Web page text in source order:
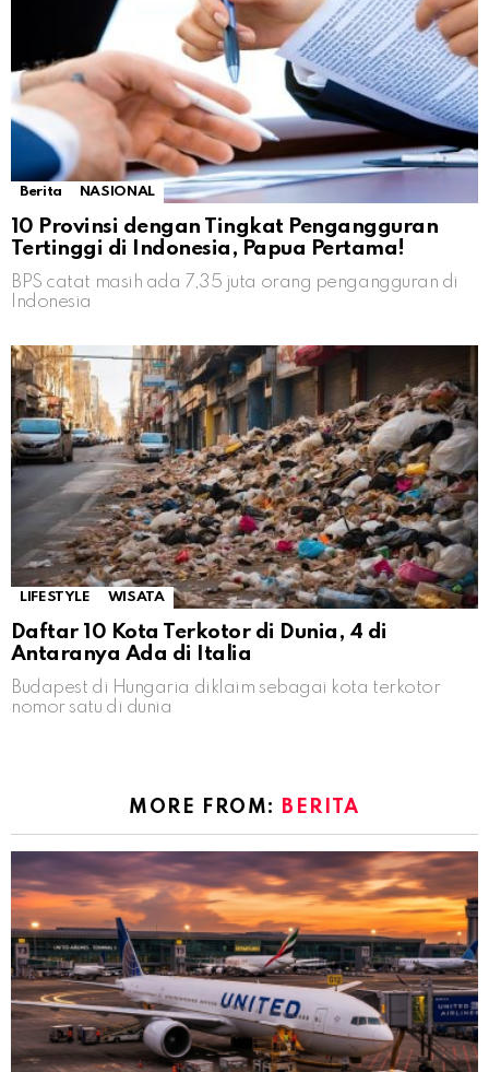
Berita NASIONAL
10 Provinsi dengan Tingkat Pengangguran
Tertinggi di Indonesia, Papua Pertama!
BPS catat masih ada 7,35 juta orang pengangguran di
Indonesia
LIFESTYLE WISATA
Daftar 10 Kota Terkotor di Dunia, 4 di
Antaranya Ada di Italia
Budapest di Hungaria diklaim sebagai kota terkotor
nomor satu di dunia
MORE FROM: BERITA